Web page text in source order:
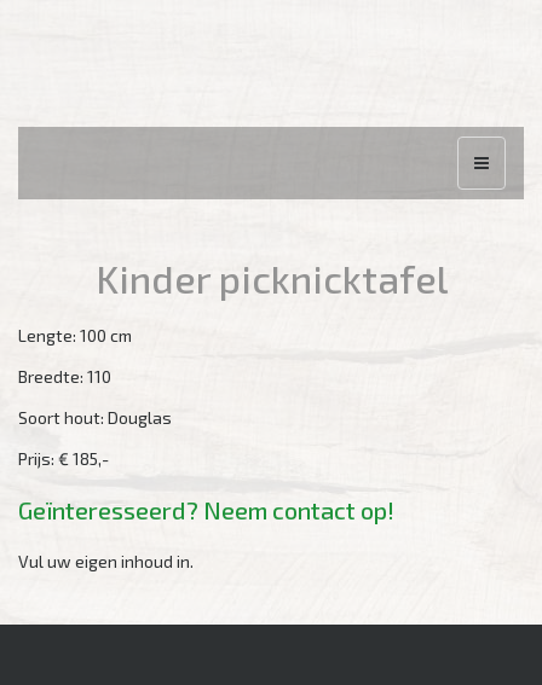
Kinder picknicktafel
Lengte: 100 cm
Breedte: 110
Soort hout: Douglas
Prijs: € 185,-
Geïnteresseerd? Neem contact op!
Vul uw eigen inhoud in.